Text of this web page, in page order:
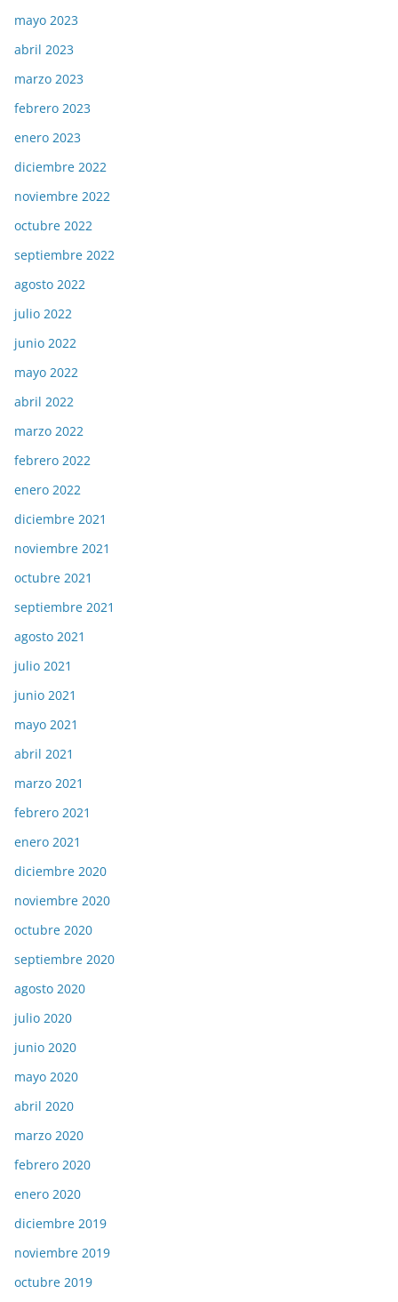
mayo 2023
abril 2023
marzo 2023
febrero 2023
enero 2023
diciembre 2022
noviembre 2022
octubre 2022
septiembre 2022
agosto 2022
julio 2022
junio 2022
mayo 2022
abril 2022
marzo 2022
febrero 2022
enero 2022
diciembre 2021
noviembre 2021
octubre 2021
septiembre 2021
agosto 2021
julio 2021
junio 2021
mayo 2021
abril 2021
marzo 2021
febrero 2021
enero 2021
diciembre 2020
noviembre 2020
octubre 2020
septiembre 2020
agosto 2020
julio 2020
junio 2020
mayo 2020
abril 2020
marzo 2020
febrero 2020
enero 2020
diciembre 2019
noviembre 2019
octubre 2019